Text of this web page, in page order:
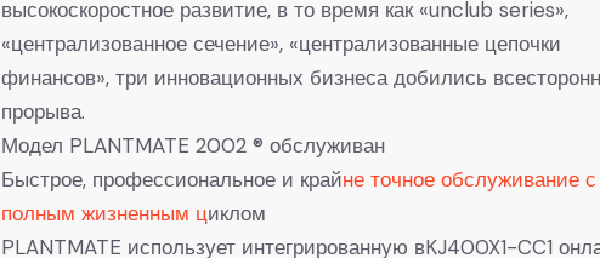
высокоскоростное развитие, в то время как «unclub series»,
«централизованное сечение», «централизованные цепочки
финансов», три инновационных бизнеса добились
прорыва.
Модел PLANTMATE 2002 ® обслуживан
Быстрое, профессиональное и крайне точное обслуживание с
полным жизненным циклом
PLANTMATE использует интегрированную вKJ400X1-CC1